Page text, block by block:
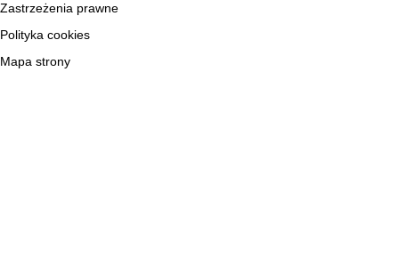
Zastrzeżenia prawne
Polityka cookies
Mapa strony